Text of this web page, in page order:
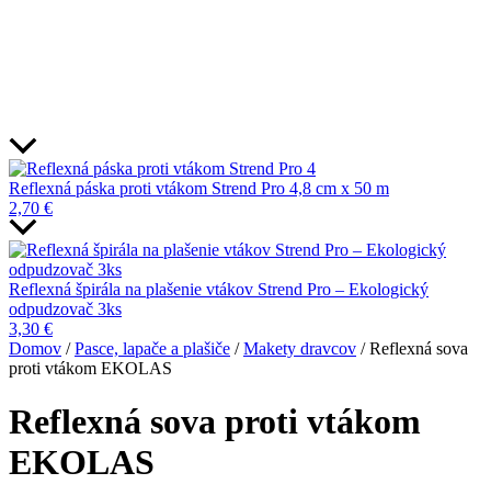
Reflexná páska proti vtákom Strend Pro 4,8 cm x 50 m
2,70 €
Reflexná špirála na plašenie vtákov Strend Pro – Ekologický
odpudzovač 3ks
3,30 €
Domov /Pasce, lapače a plašiče /Makety dravcov / Reflexná sova
proti vtákom EKOLAS
Reflexná sova proti vtákom
EKOLAS